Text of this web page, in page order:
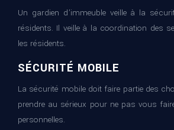
Un gardien d’immeuble veille à la
résidents. Il veille à la coordination des
les résidents.
SÉCURITÉ MOBILE
La sécurité mobile doit faire partie des
prendre au sérieux pour ne pas vous
personnelles.